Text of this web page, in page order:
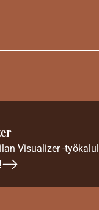
Visualizer -